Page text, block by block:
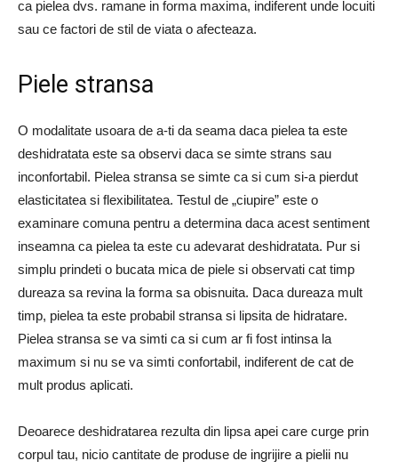
ca pielea dvs. ramane in forma maxima, indiferent unde locuiti
sau ce factori de stil de viata o afecteaza.
Piele stransa
O modalitate usoara de a-ti da seama daca pielea ta este
deshidratata este sa observi daca se simte strans sau
inconfortabil. Pielea stransa se simte ca si cum si-a pierdut
elasticitatea si flexibilitatea. Testul de „ciupire” este o
examinare comuna pentru a determina daca acest sentiment
inseamna ca pielea ta este cu adevarat deshidratata. Pur si
simplu prindeti o bucata mica de piele si observati cat timp
dureaza sa revina la forma sa obisnuita. Daca dureaza mult
timp, pielea ta este probabil stransa si lipsita de hidratare.
Pielea stransa se va simti ca si cum ar fi fost intinsa la
maximum si nu se va simti confortabil, indiferent de cat de
mult produs aplicati.
Deoarece deshidratarea rezulta din lipsa apei care curge prin
corpul tau, nicio cantitate de produse de ingrijire a pielii nu